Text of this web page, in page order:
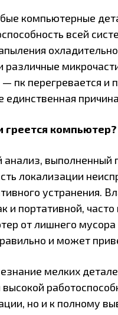
компьютерные
всей
различные
пк перегревается и
единственная
греется компьютер?
анализ,
локализации
устранения.
и портативной,
от лишнего
и может
мелких
но и к полному